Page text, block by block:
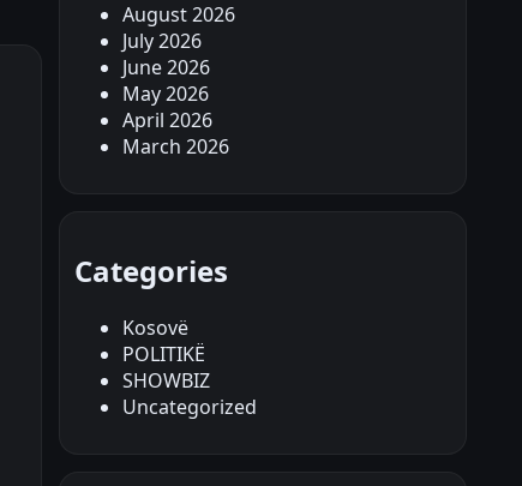
August 2026
July 2026
June 2026
May 2026
April 2026
March 2026
Categories
Kosovë
POLITIKË
SHOWBIZ
Uncategorized